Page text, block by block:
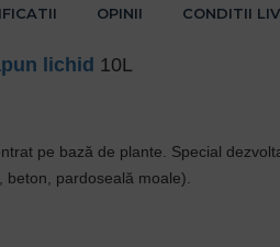
OPINII CONDITII
lichid 10L
pe bază de plante. Special
pardoseală moale).